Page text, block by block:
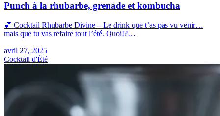
Punch à la rhubarbe, grenade et kombucha
💕 Cocktail Rhubarbe Divine – Le drink que t’as pas vu venir…
mais que tu vas refaire tout l’été. Quoi!?…
avril 27, 2025
Cocktail d'Été